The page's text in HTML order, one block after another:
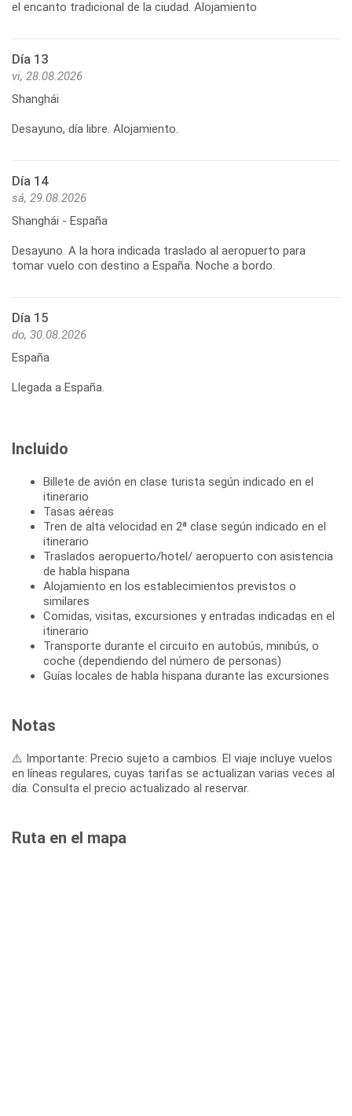
Día 13
vi, 28.08.2026
Shanghái
Desayuno, día libre. Alojamiento.
Día 14
sá, 29.08.2026
Shanghái - España
Desayuno. A la hora indicada traslado al aeropuerto para
Día 15
do, 30.08.2026
España
Llegada a España.
Incluido
Billete de avión en clase turista según indicado en el
itinerario
Tasas aéreas
Tren de alta velocidad en 2ª clase según indicado en el
itinerario
Traslados aeropuerto/hotel/ aeropuerto con asistencia
de habla hispana
Alojamiento en los establecimientos previstos o
similares
Comidas, visitas, excursiones y entradas indicadas en el
itinerario
Transporte durante el circuito en autobús, minibús, o
coche (dependiendo del número de personas)
Guías locales de habla hispana durante las excursiones
Notas
⚠️ Importante: Precio sujeto a cambios. El viaje incluye vuelos
en líneas regulares, cuyas tarifas se actualizan varias veces al
día. Consulta el precio actualizado al reservar.
Ruta en el mapa